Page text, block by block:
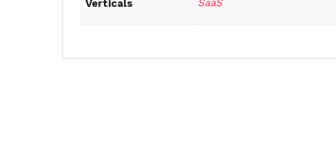
Verticals SaaS